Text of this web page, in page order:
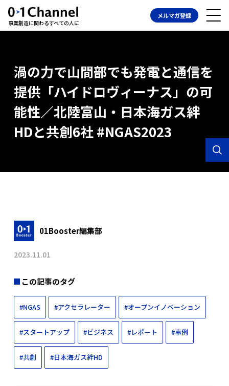
事業創造に関わるすべての人に
メルマガ登録
渦の力で山間部でも発電と通信を
提供「ハイドロヴィーナス」の可
能性／北陸富山・日本海ガス絆
HDと共創6社 #NGAS2023
01Booster編集部
2023.11.01
この記事のタグ
#NGAS #アクセラレーター #オープンイノベーション
#スタートアップ #ビジネス #レポート #事例
#共創 #日本海ガス絆HD